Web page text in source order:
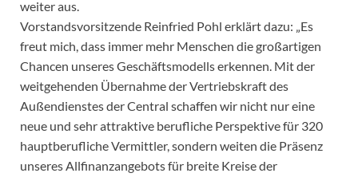
weiter aus.
Vorstandsvorsitzende Reinfried Pohl erklärt dazu: „Es
freut mich, dass immer mehr Menschen die großartigen
Chancen unseres Geschäftsmodells erkennen. Mit der
weitgehenden Übernahme der Vertriebskraft des
Außendienstes der Central schaffen wir nicht nur eine
neue und sehr attraktive berufliche Perspektive für 320
hauptberufliche Vermittler, sondern weiten die Präsenz
unseres Allfinanzangebots für breite Kreise der